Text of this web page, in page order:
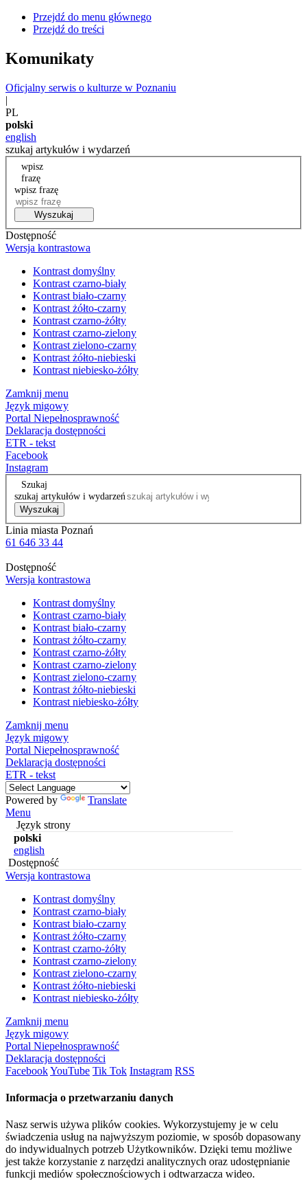
Przejdź do menu głównego
Przejdź do treści
Komunikaty
Oficjalny serwis o kulturze w Poznaniu
|
PL
polski
english
szukaj artykułów i wydarzeń
wpisz
frazę
wpisz frazę
Wyszukaj
Dostępność
Wersja kontrastowa
Kontrast domyślny
Kontrast czarno-biały
Kontrast biało-czarny
Kontrast żółto-czarny
Kontrast czarno-żółty
Kontrast czarno-zielony
Kontrast zielono-czarny
Kontrast żółto-niebieski
Kontrast niebiesko-żółty
Zamknij menu
Język migowy
Portal Niepełnosprawność
Deklaracja dostępności
ETR - tekst
Facebook
Instagram
Szukaj
szukaj artykułów i wydarzeń
Wyszukaj
Linia miasta Poznań
61 646 33 44
Dostępność
Wersja kontrastowa
Kontrast domyślny
Kontrast czarno-biały
Kontrast biało-czarny
Kontrast żółto-czarny
Kontrast czarno-żółty
Kontrast czarno-zielony
Kontrast zielono-czarny
Kontrast żółto-niebieski
Kontrast niebiesko-żółty
Zamknij menu
Język migowy
Portal Niepełnosprawność
Deklaracja dostępności
ETR - tekst
Powered by
Translate
Menu
Język strony
polski
english
Dostępność
Wersja kontrastowa
Kontrast domyślny
Kontrast czarno-biały
Kontrast biało-czarny
Kontrast żółto-czarny
Kontrast czarno-żółty
Kontrast czarno-zielony
Kontrast zielono-czarny
Kontrast żółto-niebieski
Kontrast niebiesko-żółty
Zamknij menu
Język migowy
Portal Niepełnosprawność
Deklaracja dostępności
FacebookYouTube Tik Tok Instagram RSS
Informacja o przetwarzaniu danych
Nasz serwis używa plików cookies. Wykorzystujemy je w celu
świadczenia usług na najwyższym poziomie, w sposób dopasowany
do indywidualnych potrzeb Użytkowników. Dzięki temu możliwe
jest także korzystanie z narzędzi analitycznych oraz udostępnianie
funkcji mediów społecznościowych i odtwarzacza wideo.